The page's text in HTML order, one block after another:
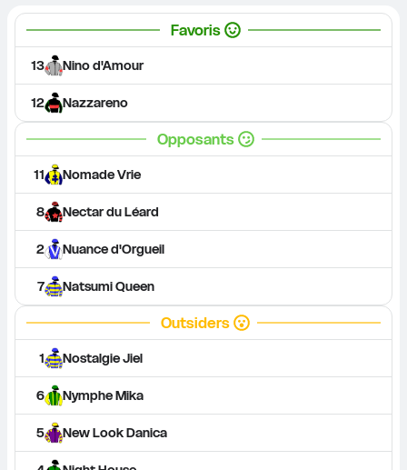
Favoris
13 Nino d'Amour
12 Nazzareno
Opposants
11 Nomade Vrie
8 Nectar du Léard
2 Nuance d'Orgueil
7 Natsumi Queen
Outsiders
1 Nostalgie Jiel
6 Nymphe Mika
5 New Look Danica